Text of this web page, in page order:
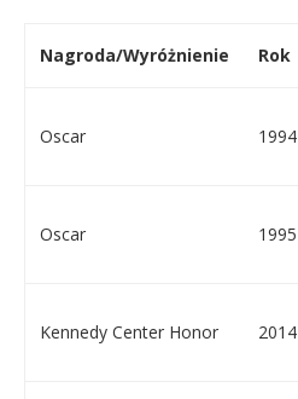
Nagroda/Wyróżnienie Rok
Oscar 1994
Oscar 1995
Kennedy Center Honor 2014